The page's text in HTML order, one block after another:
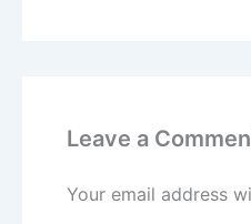
Leave a
Your email address